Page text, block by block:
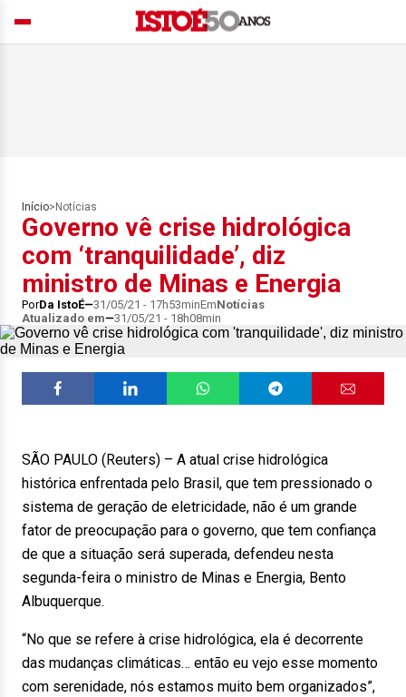
Início> Notícias
Governo vê crise hidrológica
com ‘tranquilidade’, diz
ministro de Minas e Energia
PorDa IstoÉ 31/05/21 - 17h53minEmNotícias
Atualizado em
31/05/21 - 18h08min
SÃO PAULO (Reuters) – A atual crise hidrológica
histórica enfrentada pelo Brasil, que tem pressionado o
sistema de geração de eletricidade, não é um grande
fator de preocupação para o governo, que tem confiança
de que a situação será superada, defendeu nesta
segunda-feira o ministro de Minas e Energia, Bento
Albuquerque.
“No que se refere à crise hidrológica, ela é decorrente
das mudanças climáticas… então eu vejo esse momento
com serenidade, nós estamos muito bem organizados”,